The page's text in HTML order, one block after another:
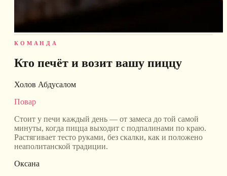
КОМАНДА
Кто печёт и возит вашу пиццу
Холов Абдусалом
Повар
Стоит у печи каждый день — от замеса до той самой
минуты, когда пицца выходит с подпалинами по краю.
Растягивает тесто руками, без скалки, как и положено
неаполитанской традиции.
Оксана